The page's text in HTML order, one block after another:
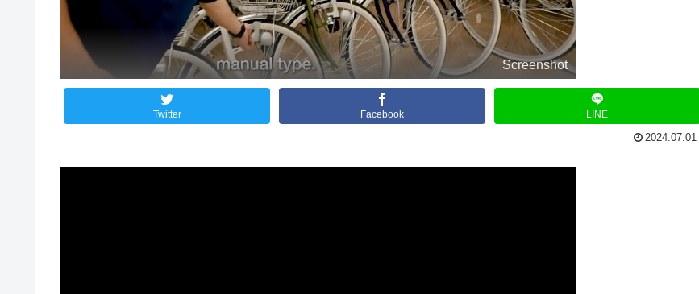
Screenshot
Twitter Facebook LINE
2024.07.01